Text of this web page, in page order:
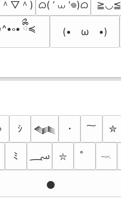
▽＾) ᜊ( ‘ ⩊ ‘𖦹)ᜊ ≧◡≦
ྀིྀ≼ (•　ω　•)
ｼ 𒈝 ･ ✮
ﾐ ؄ ⛥ 𓎖
𒊹